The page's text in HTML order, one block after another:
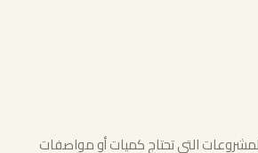
التي تحتاج كميات أو مواصفات